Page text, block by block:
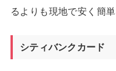
るよりも現地で安く簡
シティバンクカード